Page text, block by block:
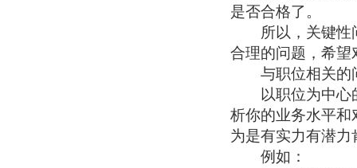
是否合格了。
所以，关键性问
合理的问题，希望
与职位相关的
以职位为中心的
析你的业务水平和
为是有实力有潜
例如：